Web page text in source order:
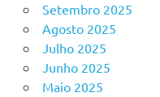
Setembro 2025
Agosto 2025
Julho 2025
Junho 2025
Maio 2025